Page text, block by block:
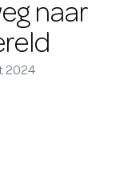
naar
2024